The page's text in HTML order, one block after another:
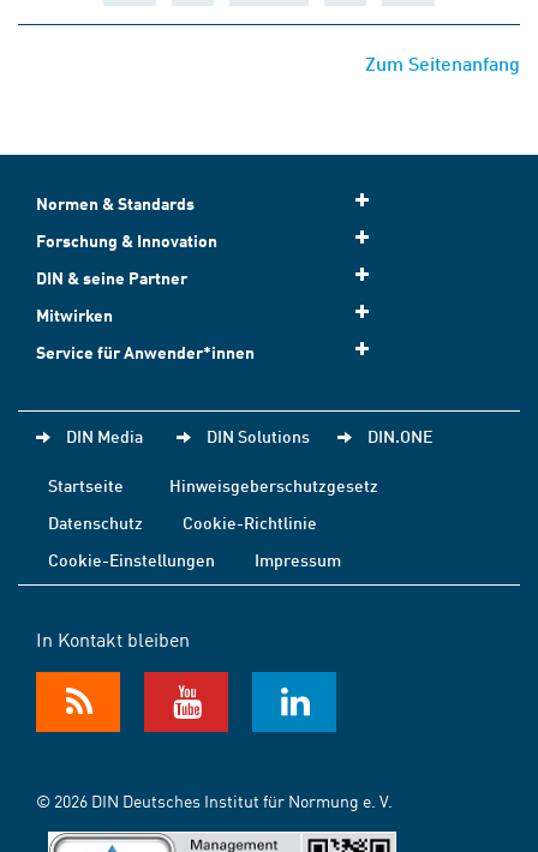
Zum Seitenanfang
Normen & Standards
Forschung & Innovation
DIN & seine Partner
Mitwirken
Service für Anwender*innen
DIN Media DIN Solutions DIN.ONE
Startseite
Hinweisgeberschutzgesetz
Datenschutz
Cookie-Richtlinie
Cookie-Einstellungen
Impressum
In Kontakt bleiben
© 2026 DIN Deutsches Institut für Normung e. V.